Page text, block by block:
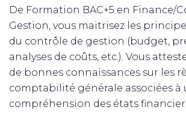
De Formation BAC+5 en Finance/
Gestion, vous maitrisez les
du contrôle de gestion (budget,
analyses de coûts, etc.). Vous
de bonnes connaissances sur les
comptabilité générale associées à
compréhension des états